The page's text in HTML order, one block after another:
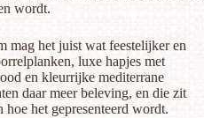
wordt.
mag het juist wat feestelijker en
luxe hapjes met
en kleurrijke mediterrane
daar meer beleving, en die zit
het gepresenteerd wordt.